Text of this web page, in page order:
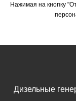
Нажимая на кнопку
Дизельные